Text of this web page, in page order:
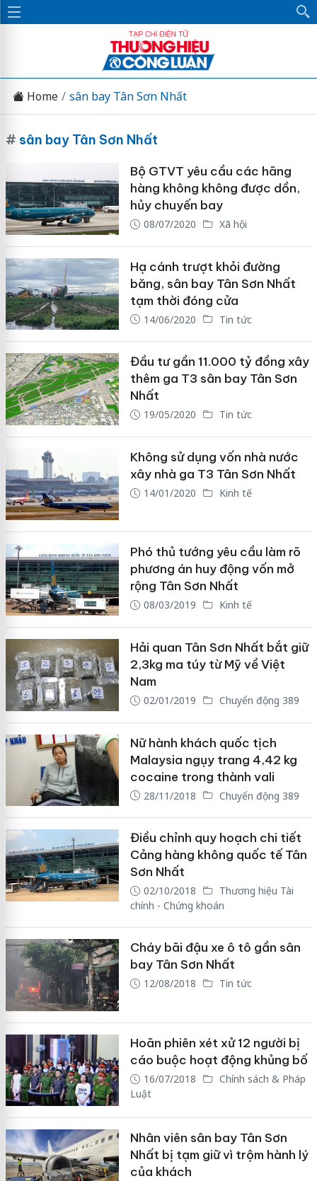
Home sân bay Tân Sơn Nhất
# sân bay Tân Sơn Nhất
Bộ GTVT yêu cầu các hãng
hàng không không được dồn,
hủy chuyến bay
08/07/2020 Xã hội
Hạ cánh trượt khỏi đường
băng, sân bay Tân Sơn Nhất
tạm thời đóng cửa
14/06/2020 Tin tức
Đầu tư gần 11.000 tỷ đồng xây
thêm ga T3 sân bay Tân Sơn
Nhất
19/05/2020 Tin tức
Không sử dụng vốn nhà nước
xây nhà ga T3 Tân Sơn Nhất
14/01/2020 Kinh tế
Phó thủ tướng yêu cầu làm rõ
phương án huy động vốn mở
rộng Tân Sơn Nhất
08/03/2019 Kinh tế
Hải quan Tân Sơn Nhất bắt giữ
2,3kg ma túy từ Mỹ về Việt
Nam
02/01/2019 Chuyển động 389
Nữ hành khách quốc tịch
Malaysia ngụy trang 4,42 kg
cocaine trong thành vali
28/11/2018 Chuyển động 389
Điều chỉnh quy hoạch chi tiết
Cảng hàng không quốc tế Tân
Sơn Nhất
02/10/2018
Thương hiệu Tài
chính - Chứng khoán
Cháy bãi đậu xe ô tô gần sân
bay Tân Sơn Nhất
12/08/2018 Tin tức
Hoãn phiên xét xử 12 người bị
cáo buộc hoạt động khủng bố
16/07/2018
Chính sách & Pháp
Luật
Nhân viên sân bay Tân Sơn
Nhất bị tạm giữ vì trộm hành lý
của khách